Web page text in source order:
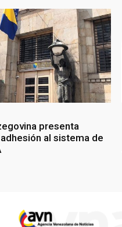
presenta
al sistema de